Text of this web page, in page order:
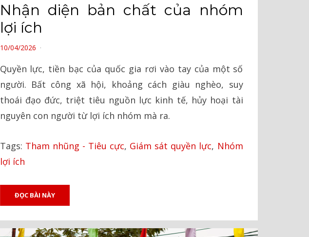
Nhận diện bản chất của nhóm
lợi ích
POSTED
10/04/2026
Quyền lực, tiền bạc của quốc gia rơi vào tay của một số
người. Bất công xã hội, khoảng cách giàu nghèo, suy
thoái đạo đức, triệt tiêu nguồn lực kinh tế, hủy hoại tài
nguyên con người từ lợi ích nhóm mà ra.
Tags: Tham nhũng - Tiêu cực, Giám sát quyền lực, Nhóm
lợi ích
ĐỌC BÀI NÀY